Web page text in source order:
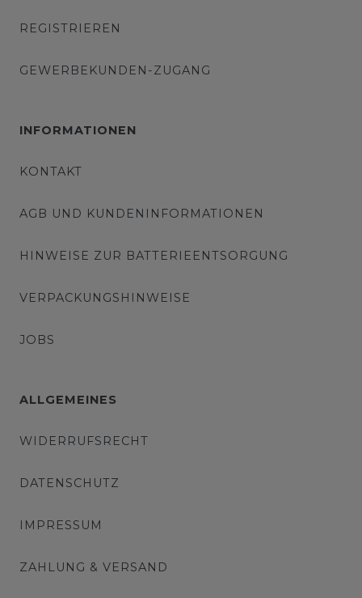
REGISTRIEREN
GEWERBEKUNDEN-ZUGANG
INFORMATIONEN
KONTAKT
AGB UND KUNDENINFORMATIONEN
HINWEISE ZUR BATTERIEENTSORGUNG
VERPACKUNGSHINWEISE
JOBS
ALLGEMEINES
WIDERRUFSRECHT
DATENSCHUTZ
IMPRESSUM
ZAHLUNG & VERSAND